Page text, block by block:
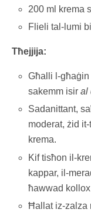
200 ml krema
Flieli tal-lumi
Tħejjija:
Għalli l-għaġin
sakemm isiral
Sadanittant,
moderat, żid
krema.
Kif tisħon il-
kappar, il-
ħawwad
Ħallat iz-zalza